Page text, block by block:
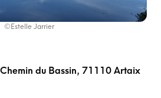
©Estelle Jarrier
du Bassin, 71110 Artaix